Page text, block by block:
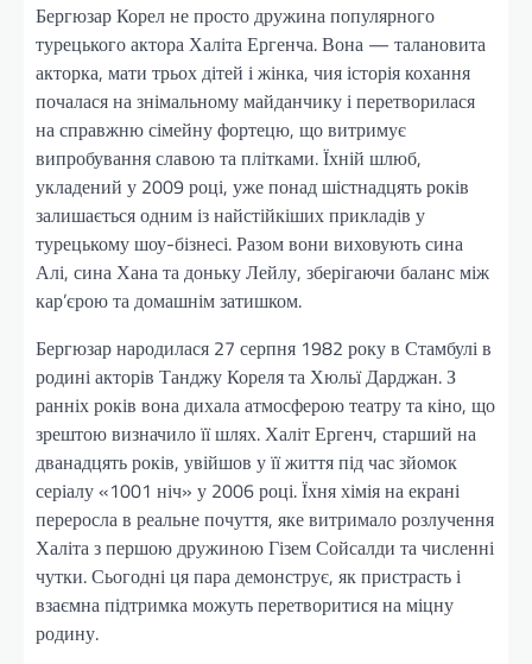
Бергюзар Корел не просто дружина популярного
турецького актора Халіта Ергенча. Вона — талановита
акторка, мати трьох дітей і жінка, чия історія кохання
почалася на знімальному майданчику і перетворилася
на справжню сімейну фортецю, що витримує
випробування славою та плітками. Їхній шлюб,
укладений у 2009 році, уже понад шістнадцять років
залишається одним із найстійкіших прикладів у
турецькому шоу-бізнесі. Разом вони виховують сина
Алі, сина Хана та доньку Лейлу, зберігаючи баланс між
кар’єрою та домашнім затишком.
Бергюзар народилася 27 серпня 1982 року в Стамбулі в
родині акторів Танджу Кореля та Хюльї Дарджан. З
ранніх років вона дихала атмосферою театру та кіно, що
зрештою визначило її шлях. Халіт Ергенч, старший на
дванадцять років, увійшов у її життя під час зйомок
серіалу «1001 ніч» у 2006 році. Їхня хімія на екрані
переросла в реальне почуття, яке витримало розлучення
Халіта з першою дружиною Гізем Сойсалди та численні
чутки. Сьогодні ця пара демонструє, як пристрасть і
взаємна підтримка можуть перетворитися на міцну
родину.